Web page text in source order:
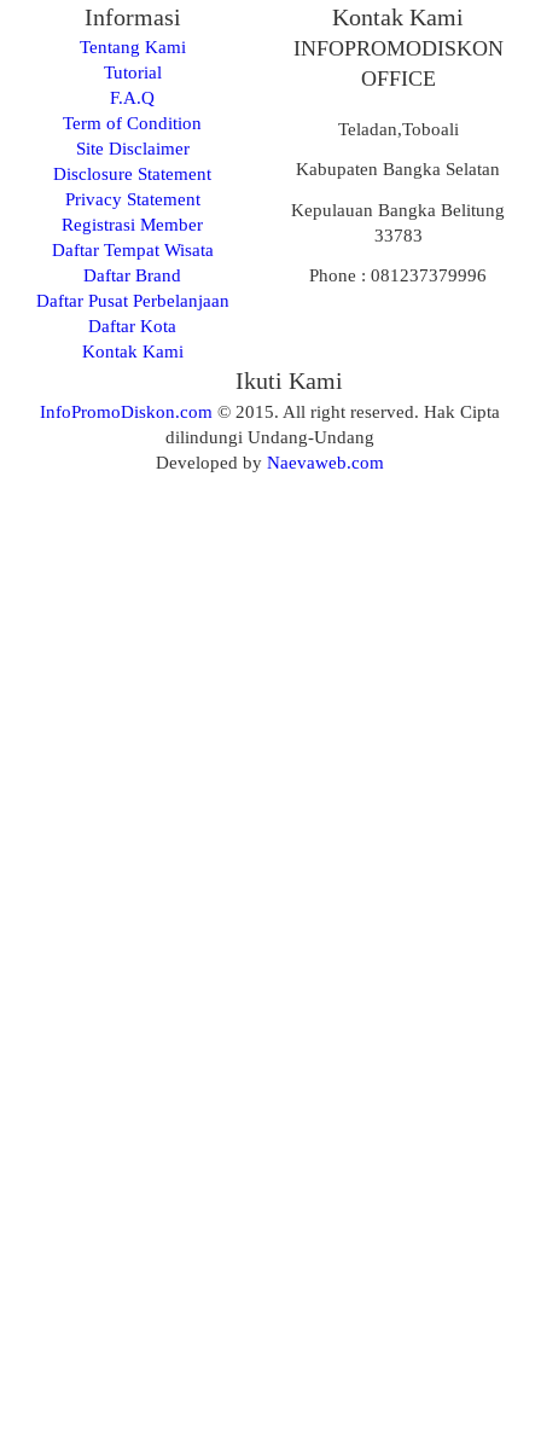
Informasi
Tentang Kami
Tutorial
F.A.Q
Term of Condition
Site Disclaimer
Disclosure Statement
Privacy Statement
Registrasi Member
Daftar Tempat Wisata
Daftar Brand
Daftar Pusat Perbelanjaan
Daftar Kota
Kontak Kami
Kontak Kami
INFOPROMODISKON
OFFICE
Teladan,Toboali
Kabupaten Bangka Selatan
Kepulauan Bangka Belitung
33783
Phone : 081237379996
Ikuti Kami
InfoPromoDiskon.com © 2015. All right reserved. Hak Cipta
dilindungi Undang-Undang
Developed byNaevaweb.com